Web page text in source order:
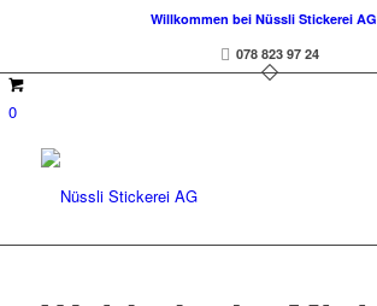
Willkommen bei Nüssli Stickerei AG
078 823 97 24
0